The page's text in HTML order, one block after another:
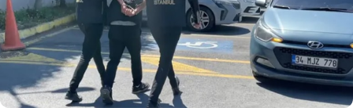
Maghami’nin kimliği, diş implantları ve
ayağındaki platin sayesinde ortaya
çıkarıldı.